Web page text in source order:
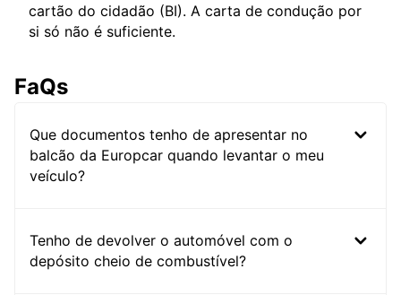
cartão do cidadão (BI). A carta de condução por
si só não é suficiente.
FaQs
Que documentos tenho de apresentar no
balcão da Europcar quando levantar o meu
veículo?
Tenho de devolver o automóvel com o
depósito cheio de combustível?